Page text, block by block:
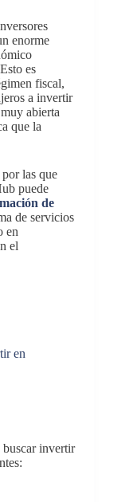
enorme
es
fiscal,
a invertir
abierta
que la
las que
puede
de
de servicios
en
el
en
buscar invertir